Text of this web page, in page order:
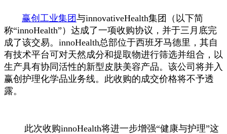
赢创工业集团与innovativeHealth集团（以下简
称“innoHealth”）达成了一项收购协议，并于三月底完
成了该交易。innoHealth总部位于西班牙马德里，其自
有技术平台可对天然成分和提取物进行筛选并组合，以
生产具有协同活性的新型皮肤美容产品。该公司将并入
赢创护理化学品业务线。此收购的成交价格将不予透
露。
此次收购innoHealth将进一步增强“健康与护理”这